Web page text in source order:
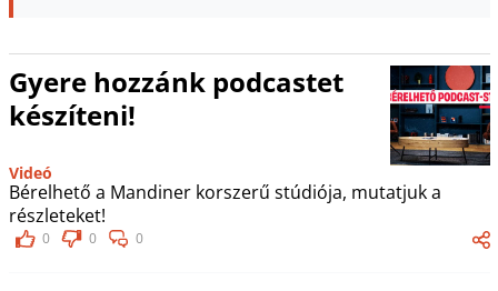
Gyere hozzánk podcastet
készíteni!
Videó
Bérelhető a Mandiner korszerű stúdiója, mutatjuk a
részleteket!
0 0 0